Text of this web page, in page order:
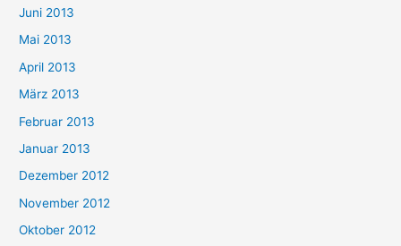
Juni 2013
Mai 2013
April 2013
März 2013
Februar 2013
Januar 2013
Dezember 2012
November 2012
Oktober 2012